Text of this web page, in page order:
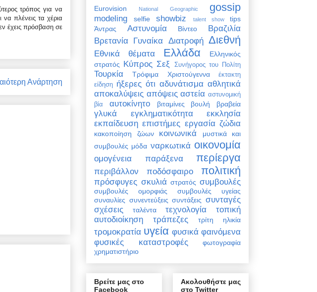
τρόπος για να
πλένεις τα χέρια
έχεις πρόσβαση σε
Ανάρτηση
Eurovision National Geographic gossip
modeling selfie showbiz talent show
tips
Άντρας
Αστυνομία Βίντεο
Βραζιλία
Βρετανία Γυναίκα Διατροφή Διεθνή
Εθνικά θέματα Ελλάδα
Ελληνικός
στρατός Κύπρος Σεξ Συνήγορος του Πολίτη
Τουρκία Τρόφιμα Χριστούγεννα
έκτακτη
είδηση ήξερες ότι αδυνάτισμα αθλητικά
αποκαλύψεις απόψεις αστεία αστυνομική
βία
αυτοκίνητο βιταμίνες βουλή βραβεία
γλυκά εγκληματικότητα
εκκλησία
εκπαίδευση επιστήμες εργασία ζώδια
κακοποίηση ζώων κοινωνικά
μυστικά και
συμβουλές μόδα ναρκωτικά οικονομία
ομογένεια παράξενα περίεργα
περιβάλλον ποδόσφαιρο πολιτική
πρόσφυγες σκυλιά στρατός συμβουλές
συμβουλές ομορφιάς
συμβουλές υγείας
συναυλίες συνεντεύξεις συντάξεις συνταγές
σχέσεις
ταλέντα τεχνολογία
τοπική
αυτοδιοίκηση
τράπεζες τρίτη ηλικία
τρομοκρατία υγεία φυσικά φαινόμενα
φυσικές καταστροφές
φωτογραφία
χρηματιστήριο
Βρείτε μας στο
Facebook
Ακολουθήστε μας
στο Twitter